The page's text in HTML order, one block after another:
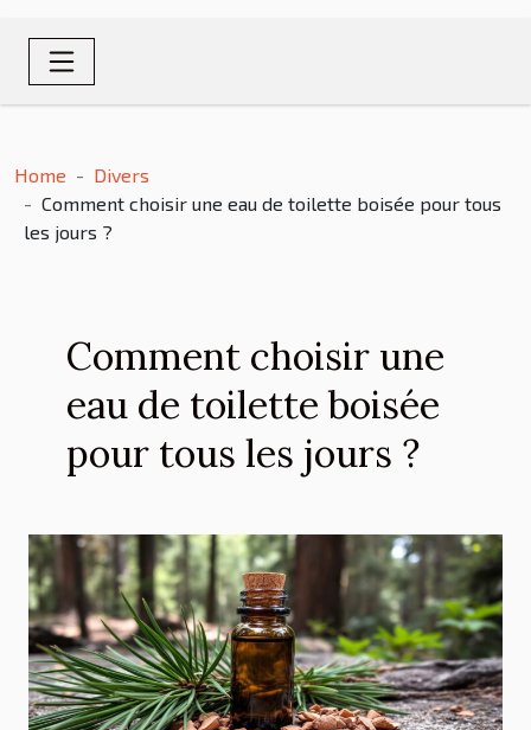
Home
Divers
Comment choisir une eau de toilette boisée pour tous
les jours ?
Comment choisir une
eau de toilette boisée
pour tous les jours ?